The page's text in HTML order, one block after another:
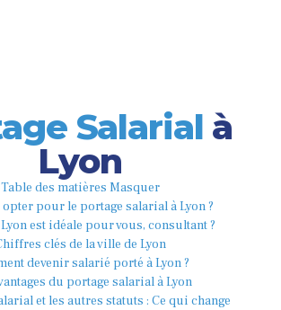
Salarial à
Lyon
Table des matières Masquer
pour le portage salarial à Lyon ?
est idéale pour vous, consultant ?
clés de la ville de Lyon
devenir salarié porté à Lyon ?
du portage salarial à Lyon
et les autres statuts : Ce qui change